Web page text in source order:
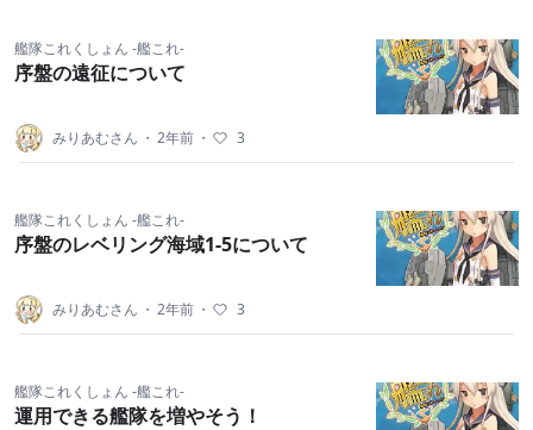
艦隊これくしょん -艦これ-
序盤の遠征について
みりあむさん ・ 2年前 ・ 3
艦隊これくしょん -艦これ-
序盤のレベリング海域1-5について
みりあむさん ・ 2年前 ・ 3
艦隊これくしょん -艦これ-
運用できる艦隊を増やそう！